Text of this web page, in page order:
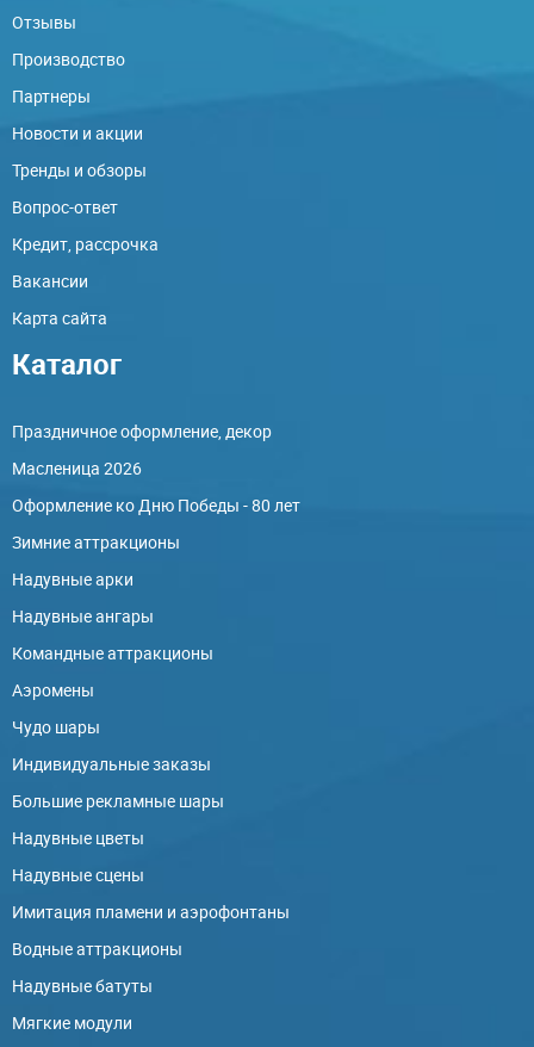
Отзывы
Производство
Партнеры
Новости и акции
Тренды и обзоры
Вопрос-ответ
Кредит, рассрочка
Вакансии
Карта сайта
Каталог
Праздничное оформление, декор
Масленица 2026
Оформление ко Дню Победы - 80 лет
Зимние аттракционы
Надувные арки
Надувные ангары
Командные аттракционы
Аэромены
Чудо шары
Индивидуальные заказы
Большие рекламные шары
Надувные цветы
Надувные сцены
Имитация пламени и аэрофонтаны
Водные аттракционы
Надувные батуты
Мягкие модули